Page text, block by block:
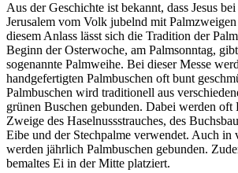
Aus der Geschichte ist bekannt, dass Jesus
Jerusalem vom Volk jubelnd mit
diesem Anlass lässt sich die Tradition der
Beginn der Osterwoche, am Palmsonntag,
sogenannte Palmweihe. Bei dieser Messe
handgefertigten Palmbuschen oft bunt
Palmbuschen wird traditionell aus
grünen Buschen gebunden. Dabei werden oft
Zweige des Haselnussstrauches, des
Eibe und der Stechpalme verwendet. Auch in
werden jährlich Palmbuschen gebunden.
bemaltes Ei in der Mitte platziert.